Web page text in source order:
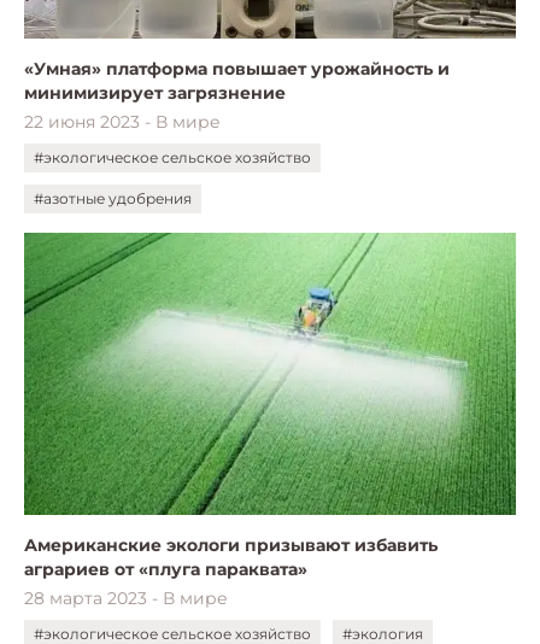
«Умная» платформа повышает урожайность и
минимизирует загрязнение
22 июня 2023 - В мире
#экологическое сельское хозяйство
#азотные удобрения
Американские экологи призывают избавить
аграриев от «плуга параквата»
28 марта 2023 - В мире
#экологическое сельское хозяйство #экология